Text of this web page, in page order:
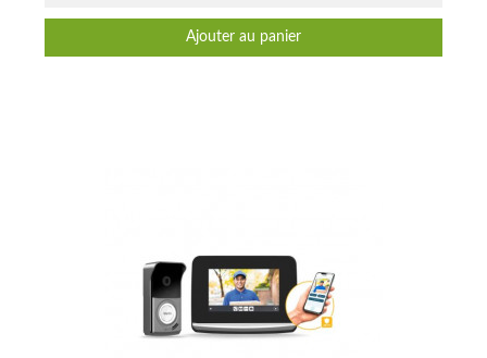
Ajouter au panier